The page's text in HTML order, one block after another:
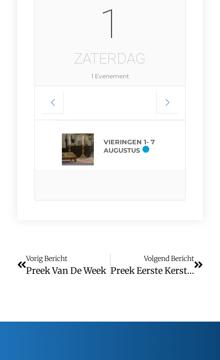
1
ZATERDAG
1 Evenement
VIERINGEN 1- 7
AUGUSTUS
Vorig Bericht
Preek Van De Week
Volgend Bericht
Preek Eerste Kerstdag